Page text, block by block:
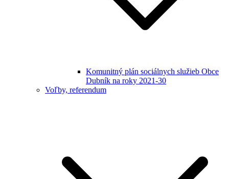
Komunitný plán sociálnych služieb Obce
Dubník na roky 2021-30
Voľby, referendum